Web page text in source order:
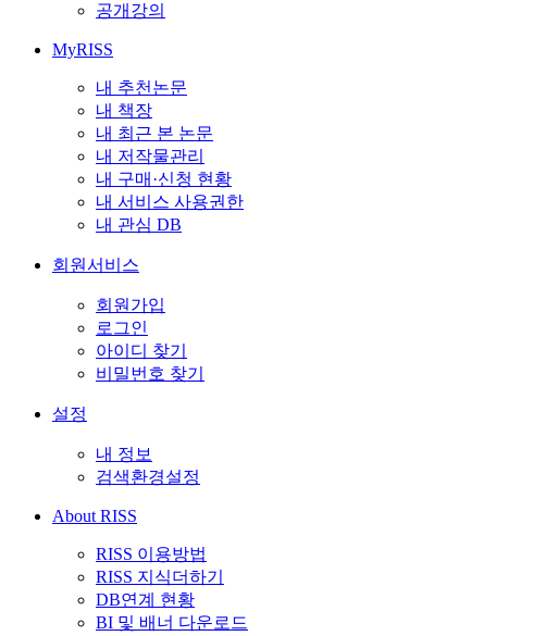
공개강의
MyRISS
내 추천논문
내 책장
내 최근 본 논문
내 저작물관리
내 구매·신청 현황
내 서비스 사용권한
내 관심 DB
회원서비스
회원가입
로그인
아이디 찾기
비밀번호 찾기
설정
내 정보
검색환경설정
About RISS
RISS 이용방법
RISS 지식더하기
DB연계 현황
BI 및 배너 다운로드